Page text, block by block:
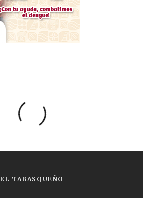
EL TABASQUEÑO